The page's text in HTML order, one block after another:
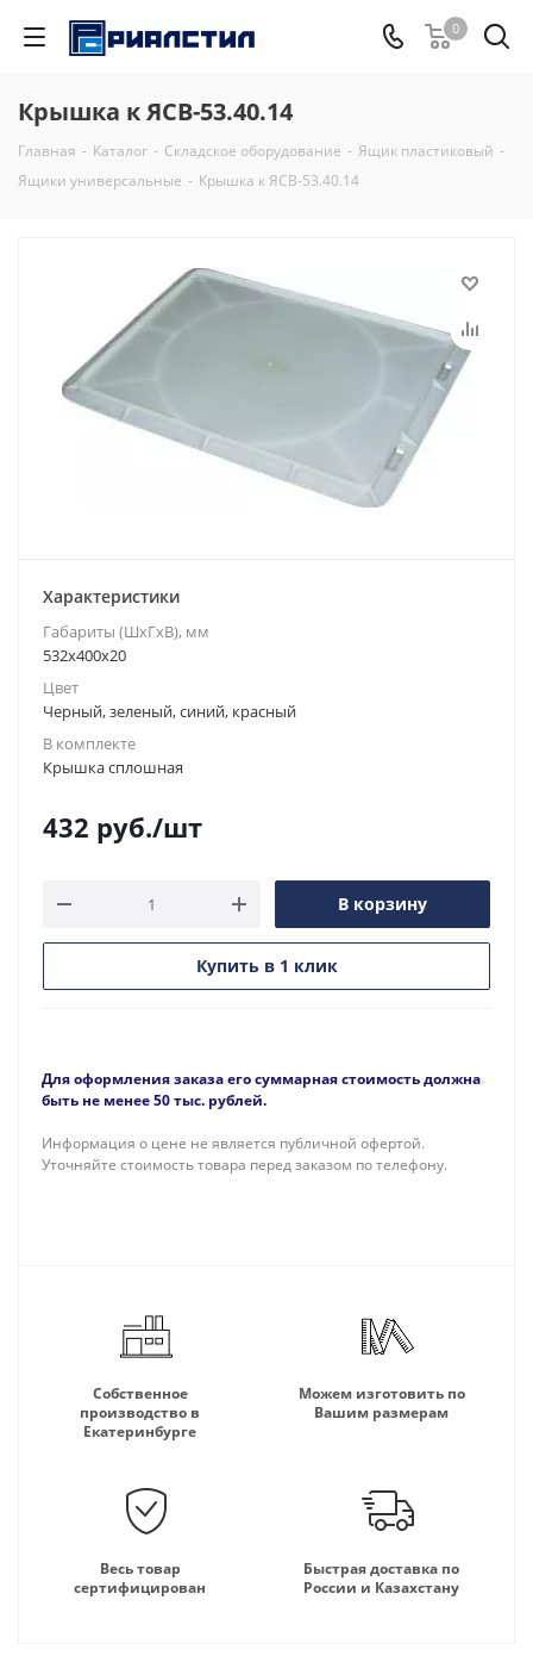
0
Крышка к ЯСВ-53.40.14
Главная - Каталог - Складское оборудование - Ящик пластиковый -
Ящики универсальные - Крышка к ЯСВ-53.40.14
Характеристики
Габариты (ШxГxВ), мм
532x400x20
Цвет
Черный, зеленый, синий, красный
В комплекте
Крышка сплошная
432 руб./шт
В корзину
Купить в 1 клик
Для оформления заказа его суммарная стоимость должна
быть не менее 50 тыс. рублей.
Информация о цене не является публичной офертой.
Уточняйте стоимость товара перед заказом по телефону.
Собственное
производство в
Екатеринбурге
Можем изготовить по
Вашим размерам
Весь товар
сертифицирован
Быстрая доставка по
России и Казахстану